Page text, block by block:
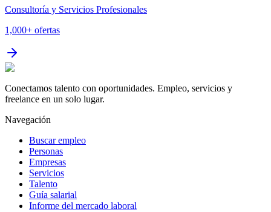
Consultoría y Servicios Profesionales
1,000+ ofertas
Conectamos talento con oportunidades. Empleo, servicios y
freelance en un solo lugar.
Navegación
Buscar empleo
Personas
Empresas
Servicios
Talento
Guía salarial
Informe del mercado laboral